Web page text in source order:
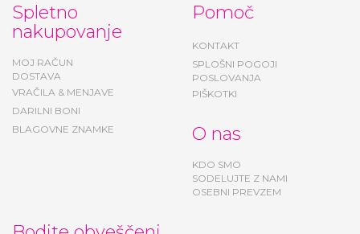
Spletno
nakupovanje
MOJ RAČUN
DOSTAVA
VRAČILA & MENJAVE
DARILNI BONI
BLAGOVNE ZNAMKE
Pomoč
KONTAKT
SPLOŠNI POGOJI
POSLOVANJA
PIŠKOTKI
O nas
KDO SMO
SODELUJTE Z NAMI
OSEBNI PREVZEM